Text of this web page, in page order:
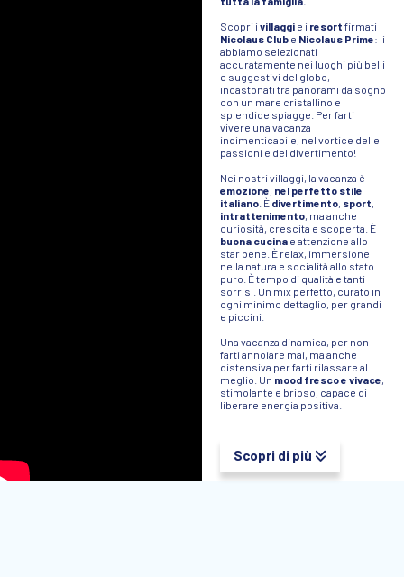
Scopri i villaggi e i resort firmati
Nicolaus Club e Nicolaus Prime: li
abbiamo selezionati
accuratamente nei luoghi più belli
e suggestivi del globo,
incastonati tra panorami da sogno
con un mare cristallino e
splendide spiagge. Per farti
vivere una vacanza
indimenticabile, nel vortice delle
passioni e del divertimento!
Nei nostri villaggi, la vacanza è
emozione, nel perfetto stile
italiano . È divertimento, sport,
intrattenimento, ma anche
curiosità, crescita e scoperta. È
buona cucina e attenzione allo
star bene. È relax, immersione
nella natura e socialità allo stato
puro. È tempo di qualità e tanti
sorrisi. Un mix perfetto, curato in
ogni minimo dettaglio, per grandi
e piccini.
Una vacanza dinamica, per non
farti annoiare mai, ma anche
distensiva per farti rilassare al
meglio. Un mood fresco e vivace,
stimolante e brioso, capace di
liberare energia positiva.
Scopri di più